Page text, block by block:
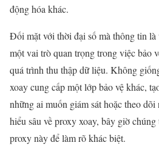
động hóa khác.
Đối mặt với thời đại số mà thông tin
một vai trò quan trọng trong việc bảo
quá trình thu thập dữ liệu. Không
xoay cung cấp một lớp bảo vệ khác,
những ai muốn giám sát hoặc theo
hiểu sâu về proxy xoay, bây giờ
proxy này để làm rõ khác biệt.